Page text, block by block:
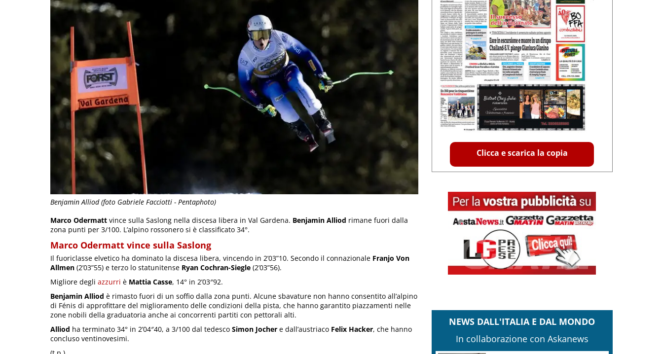
Benjamin Alliod (foto Gabriele Facciotti - Pentaphoto)
Marco Odermatt vince sulla Saslong nella discesa libera in Val Gardena. Benjamin Alliod rimane fuori dalla
zona punti per 3/100. L’alpino rossonero si è classificato 34°.
Marco Odermatt vince sulla Saslong
Il fuoriclasse elvetico ha dominato la discesa libera, vincendo in 2’03”10. Secondo il connazionale Franjo Von
Allmen (2’03”55) e terzo lo statunitense Ryan Cochran-Siegle (2’03”56).
Migliore degli azzurri è Mattia Casse, 14° in 2’03″92.
Benjamin Alliod è rimasto fuori di un soffio dalla zona punti. Alcune sbavature non hanno consentito all’alpino
di Fénis di approfittare del miglioramento delle condizioni della pista, che hanno garantito piazzamenti nelle
zone nobili della graduatoria anche ai concorrenti partiti con pettorali alti.
Alliod ha terminato 34° in 2’04″40, a 3/100 dal tedesco Simon Jocher e dall’austriaco Felix Hacker, che hanno
concluso ventinovesimi.
Clicca e scarica la copia
NEWS DALL'ITALIA E DAL MONDO
In collaborazione con Askanews